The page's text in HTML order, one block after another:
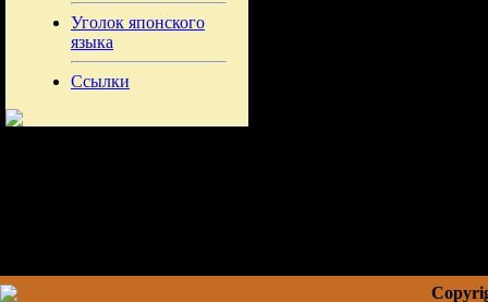
Уголок японского
языка
Ссылки